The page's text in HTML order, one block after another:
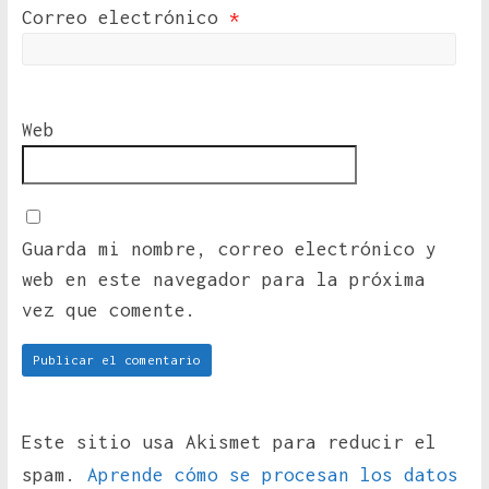
Correo electrónico *
Web
Guarda mi nombre, correo electrónico y
web en este navegador para la próxima
vez que comente.
Este sitio usa Akismet para reducir el
spam. Aprende cómo se procesan los datos